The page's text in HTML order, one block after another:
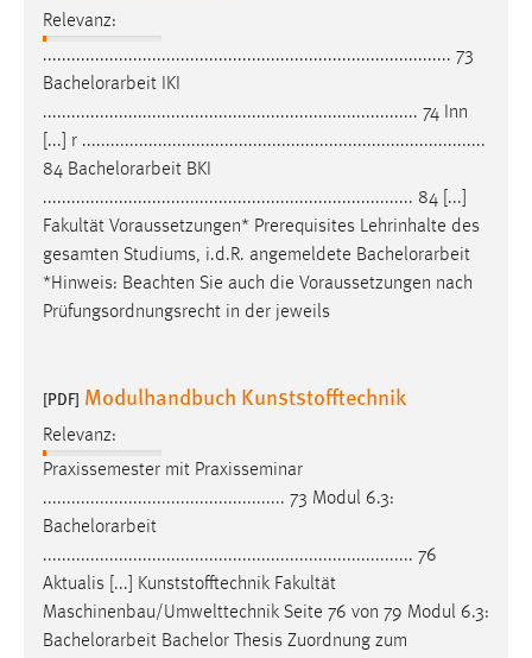
Relevanz:
...................................................................................... 73
Bachelorarbeit IKI
............................................................................... 74 Inn
[...] r .....................................................................................
84 Bachelorarbeit BKI
.............................................................................. 84 [...]
Fakultät Voraussetzungen* Prerequisites Lehrinhalte des
gesamten Studiums, i.d.R. angemeldete Bachelorarbeit
*Hinweis: Beachten Sie auch die Voraussetzungen nach
Prüfungsordnungsrecht in der jeweils
[PDF] Modulhandbuch Kunststofftechnik
Relevanz:
Praxissemester mit Praxisseminar
................................................... 73 Modul 6.3:
Bachelorarbeit
.............................................................................. 76
Aktualis [...] Kunststofftechnik Fakultät
Maschinenbau/Umwelttechnik Seite 76 von 79 Modul 6.3:
Bachelorarbeit Bachelor Thesis Zuordnung zum
Anbieter:
Google Ireland Limited
Zweck:
Conversion-Tracking
Cookie Laufzeit:
3 Monate
Facebook Pixel
Anbieter:
Facebook
Zweck:
Conversion-Tracking
3 Monate